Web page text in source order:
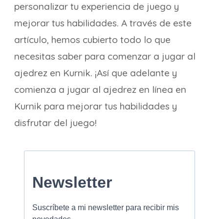
personalizar tu experiencia de juego y
mejorar tus habilidades. A través de este
artículo, hemos cubierto todo lo que
necesitas saber para comenzar a jugar al
ajedrez en Kurnik. ¡Así que adelante y
comienza a jugar al ajedrez en línea en
Kurnik para mejorar tus habilidades y
disfrutar del juego!